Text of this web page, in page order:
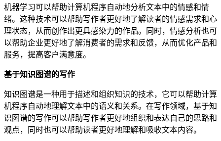
机器学习可以帮助计算机程序自动地分析文本中的情感和情
绪。这种技术可以帮助写作者更好地了解读者的情感需求和心
理状态，从而创作出更具感染力的作品。同时，情感分析也可
以帮助企业更好地了解消费者的需求和反馈，从而优化产品和
服务，提高客户满意度。
基于知识图谱的写作
知识图谱是一种用于描述和组织知识的技术，它可以帮助计算
机程序自动地理解文本中的语义和关系。在写作领域，基于知
识图谱的写作可以帮助写作者更好地组织和表达自己的思路和
观点，同时也可以帮助读者更好地理解和吸收文本内容。